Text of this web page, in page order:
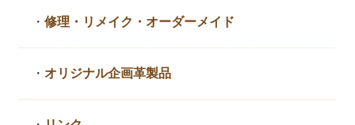
・修理・リメイク・ オーダーメイド
・ オリジナル企画革製品